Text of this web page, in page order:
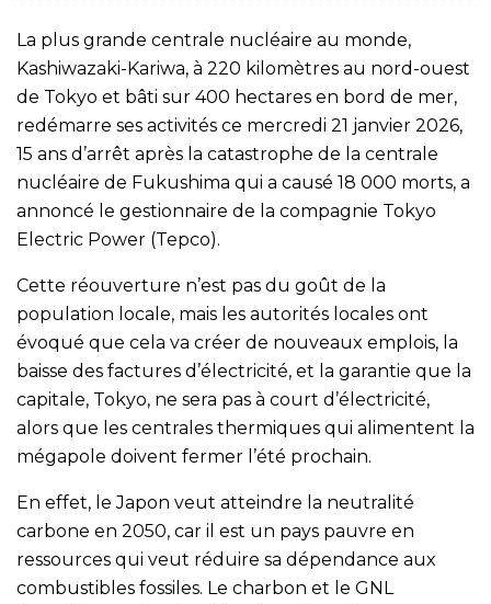
La plus grande centrale nucléaire au monde,
Kashiwazaki-Kariwa, à 220 kilomètres au nord-ouest
de Tokyo et bâti sur 400 hectares en bord de mer,
redémarre ses activités ce mercredi 21 janvier 2026,
15 ans d’arrêt après la catastrophe de la centrale
nucléaire de Fukushima qui a causé 18 000 morts, a
annoncé le gestionnaire de la compagnie Tokyo
Electric Power (Tepco).
Cette réouverture n’est pas du goût de la
population locale, mais les autorités locales ont
évoqué que cela va créer de nouveaux emplois, la
baisse des factures d’électricité, et la garantie que la
capitale, Tokyo, ne sera pas à court d’électricité,
alors que les centrales thermiques qui alimentent la
mégapole doivent fermer l’été prochain.
En effet, le Japon veut atteindre la neutralité
carbone en 2050, car il est un pays pauvre en
ressources qui veut réduire sa dépendance aux
combustibles fossiles. Le charbon et le GNL